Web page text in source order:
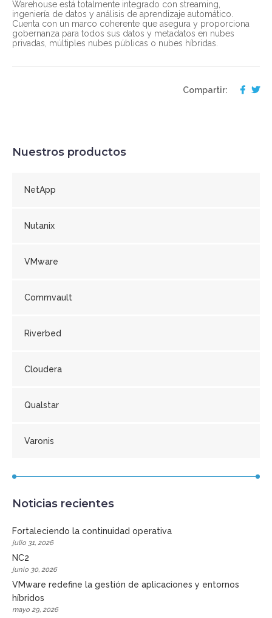
Warehouse está totalmente integrado con streaming,
ingeniería de datos y análisis de aprendizaje automático.
Cuenta con un marco coherente que asegura y proporciona
gobernanza para todos sus datos y metadatos en nubes
privadas, múltiples nubes públicas o nubes híbridas.
Compartir:
Nuestros productos
NetApp
Nutanix
VMware
Commvault
Riverbed
Cloudera
Qualstar
Varonis
Noticias recientes
Fortaleciendo la continuidad operativa
julio 31, 2026
NC2
junio 30, 2026
VMware redefine la gestión de aplicaciones y entornos
híbridos
mayo 29, 2026